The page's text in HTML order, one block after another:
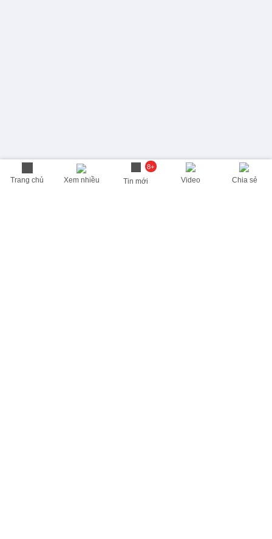
Trang chủ Xem nhiều
8+
Tin mới Video Chia sẻ